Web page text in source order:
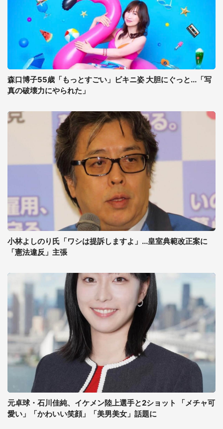
森口博子55歳「もっとすごい」ビキニ姿 大胆にぐっと...「写
真の破壊力にやられた」
小林よしのり氏「ワシは提訴しますよ」...皇室典範改正案に
「憲法違反」主張
元卓球・石川佳純、イケメン陸上選手と2ショット 「メチャ可
愛い」「かわいい笑顔」「美男美女」話題に